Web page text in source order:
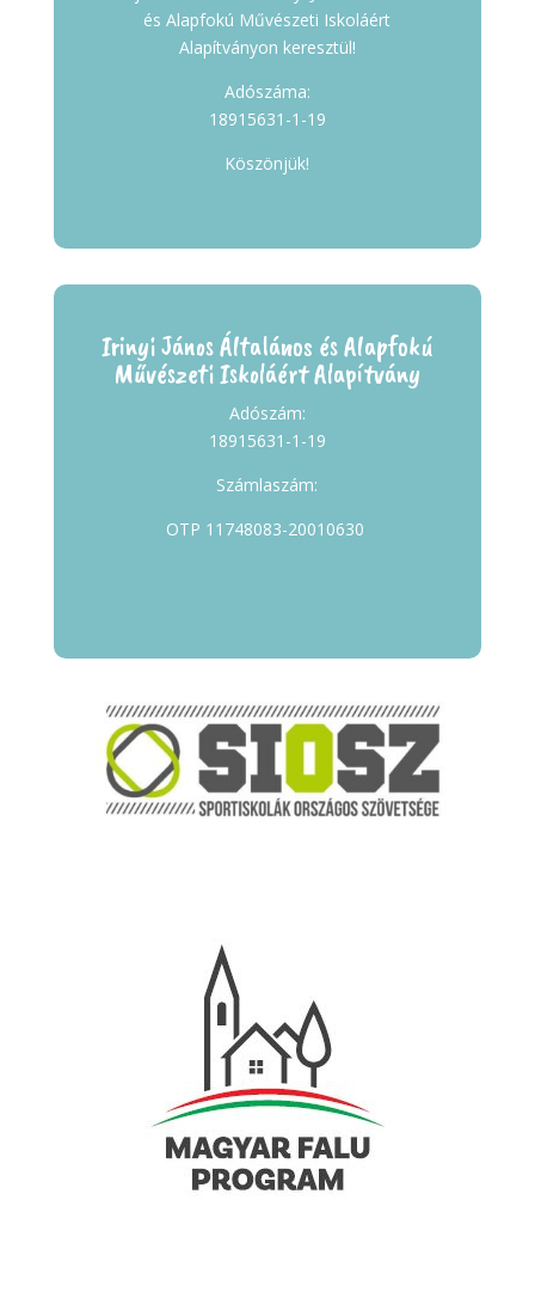
és Alapfokú Művészeti Iskoláért
Alapítványon keresztül!
Adószáma:
18915631-1-19
Köszönjük!
Irinyi János Általános és Alapfokú
Művészeti Iskoláért Alapítvány
Adószám:
18915631-1-19
Számlaszám:
OTP 11748083-20010630